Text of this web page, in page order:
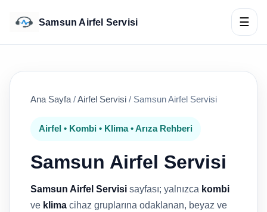
Samsun Airfel Servisi ☰
Ana Sayfa /Airfel Servisi / Samsun Airfel Servisi
Airfel • Kombi • Klima • Arıza Rehberi
Samsun Airfel Servisi
Samsun Airfel Servisi sayfası; yalnızca kombi
ve klima cihaz gruplarına odaklanan, beyaz ve